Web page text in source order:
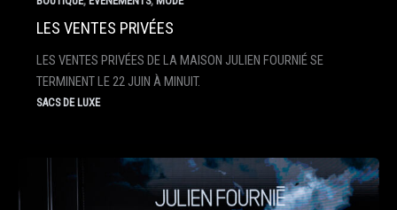
LES VENTES PRIVÉES
LES VENTES PRIVÉES DE LA MAISON JULIEN FOURNIÉ SE
TERMINENT LE 22 JUIN À MINUIT.
SACS DE LUXE